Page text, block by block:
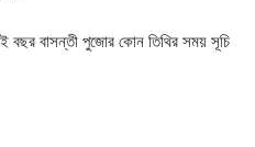
বাসন্তী পুজোর কোন তিথির সময় সূচি